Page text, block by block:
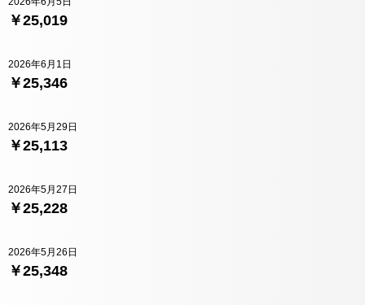
￥25,019
￥25,346
2026年6月1日
￥25,113
2026年5月29日
￥25,228
2026年5月27日
￥25,348
2026年5月26日